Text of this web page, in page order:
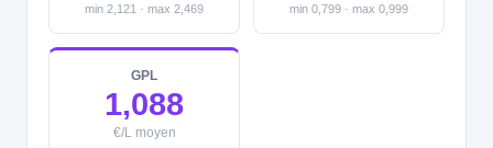
min 2,121 · max 2,469
min 0,799 · max 0,999
GPL
1,088
€/L moyen